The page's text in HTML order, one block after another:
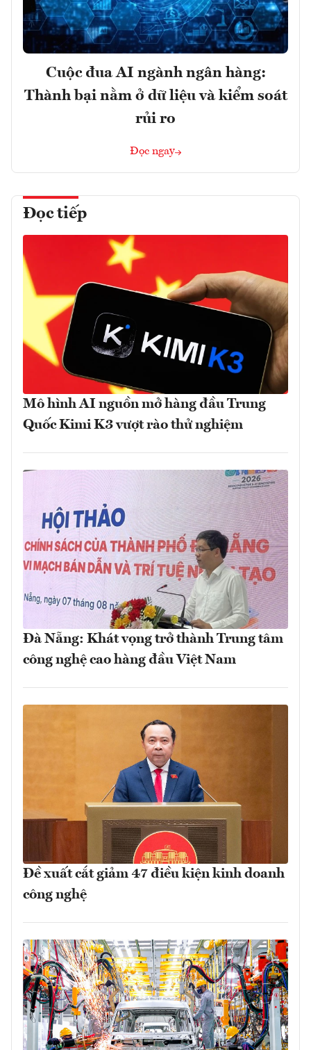
Cuộc đua AI ngành ngân hàng:
Thành bại nằm ở dữ liệu và kiểm soát
rủi ro
Đọc ngay
Đọc tiếp
Mô hình AI nguồn mở hàng đầu Trung
Quốc Kimi K3 vượt rào thử nghiệm
Đà Nẵng: Khát vọng trở thành Trung tâm
công nghệ cao hàng đầu Việt Nam
Đề xuất cắt giảm 47 điều kiện kinh doanh
công nghệ